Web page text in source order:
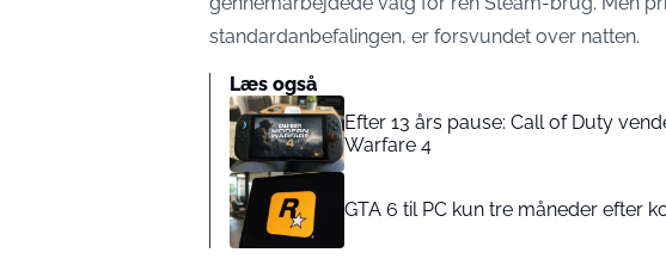
standardanbefalingen, er forsvundet over natten.
Læs også
Efter 13 års pause: Call of Duty
Warfare 4
GTA 6 til PC kun tre måneder efter